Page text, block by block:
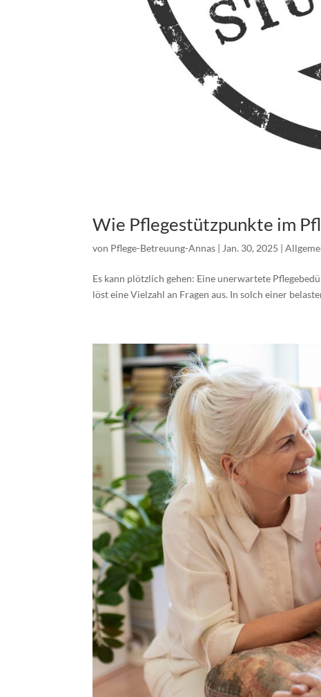
Wie Pflegestützpunkte im
von Pflege-Betreuung-Annas | Jan. 30, 2025 |
Es kann plötzlich gehen: Eine unerwartete
löst eine Vielzahl an Fragen aus. In solch einer